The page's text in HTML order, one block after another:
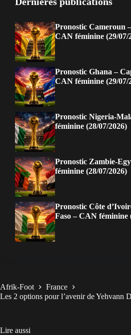
Pronostic Cameroun
CAN féminine (29/07/
Pronostic Ghana –
CAN féminine (29/07/
Pronostic Nigeria-
féminine (28/07/2026)
Pronostic Zambie-
féminine (28/07/2026)
Pronostic Côte
Faso – CAN féminine
Afrik-Foot
France
Les 2 options pour l’avenir de Yehvann
Lire aussi